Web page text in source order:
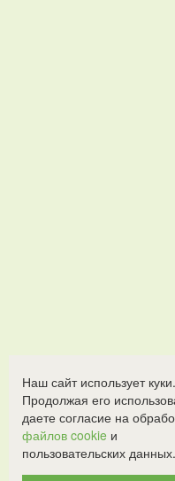
Наш сайт использует куки.
Продолжая его
даете согласие на
файлов cookie и
пользовательских данных.